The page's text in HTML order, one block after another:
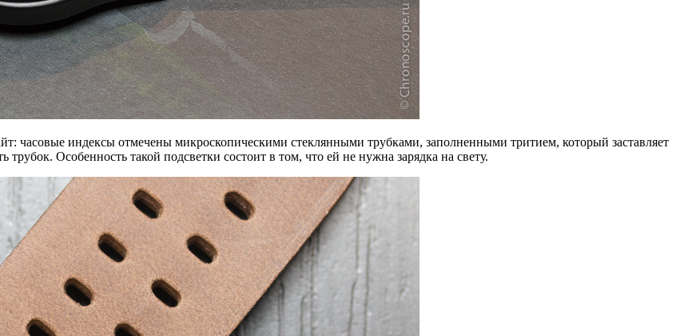
часовые индексы отмечены микроскопическими стеклянными трубками, заполненными тритием, который заставляет
Особенность такой подсветки состоит в том, что ей не нужна зарядка на свету.